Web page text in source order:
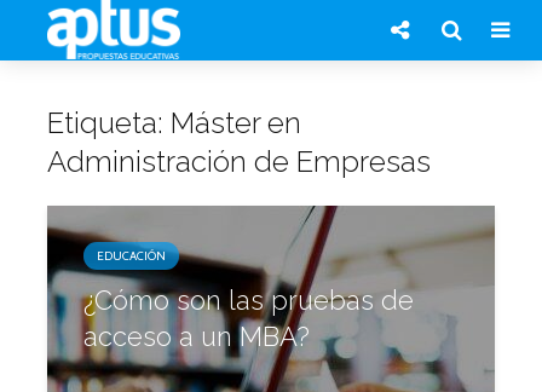
Etiqueta: Máster en
Administración de Empresas
EDUCACIÓN
¿Cómo son las pruebas de
acceso a un MBA?